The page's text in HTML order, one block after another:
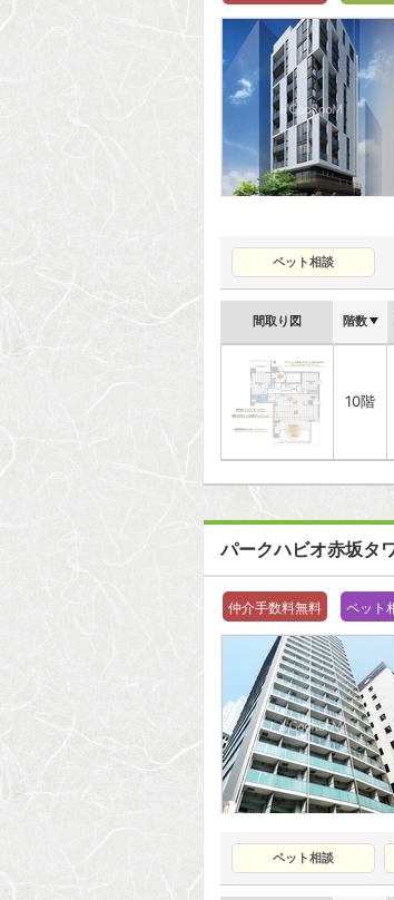
ペット相談
間取り図 階数
10階
パークハビオ赤坂タ
仲介手数料無料 ペット
ペット相談